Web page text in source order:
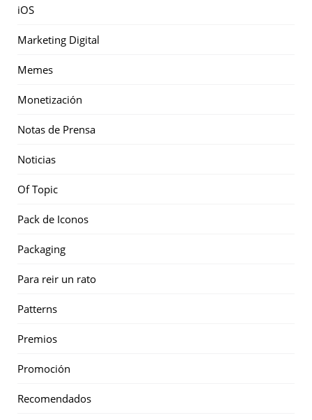
iOS
Marketing Digital
Memes
Monetización
Notas de Prensa
Noticias
Of Topic
Pack de Iconos
Packaging
Para reir un rato
Patterns
Premios
Promoción
Recomendados